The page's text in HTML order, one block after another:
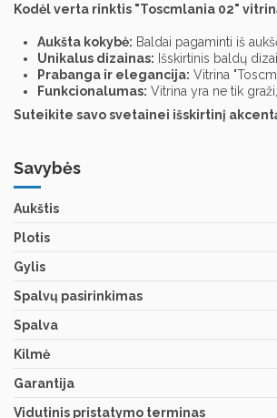
Kodėl verta rinktis "Toscmlania 02"
Aukšta kokybė: Baldai pagaminti iš
Unikalus dizainas: Išskirtinis baldų
Prabanga ir elegancija: Vitrina
Funkcionalumas: Vitrina yra ne tik
Suteikite savo svetainei išskirtinį
Savybės
Aukštis
Plotis
Gylis
Spalvų pasirinkimas
Spalva
Kilmė
Garantija
Vidutinis pristatymo terminas